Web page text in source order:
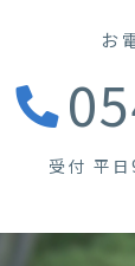
お
受付 平